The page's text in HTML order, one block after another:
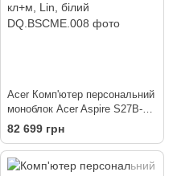
Acer Комп'ютер персональний
моноблок Acer Aspire S27B-
UGMTL-H 27" FHD, Intel U7-
155H, 32GB, F1TB, UMA, WiFi,
кл+м, Lin, білий
82 699 грн